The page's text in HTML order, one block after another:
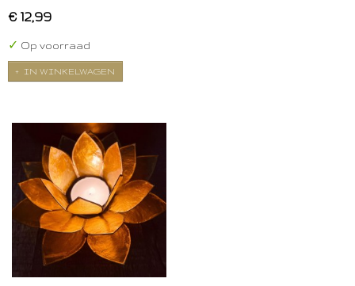
€ 12,99
✓ Op voorraad
IN WINKELWAGEN